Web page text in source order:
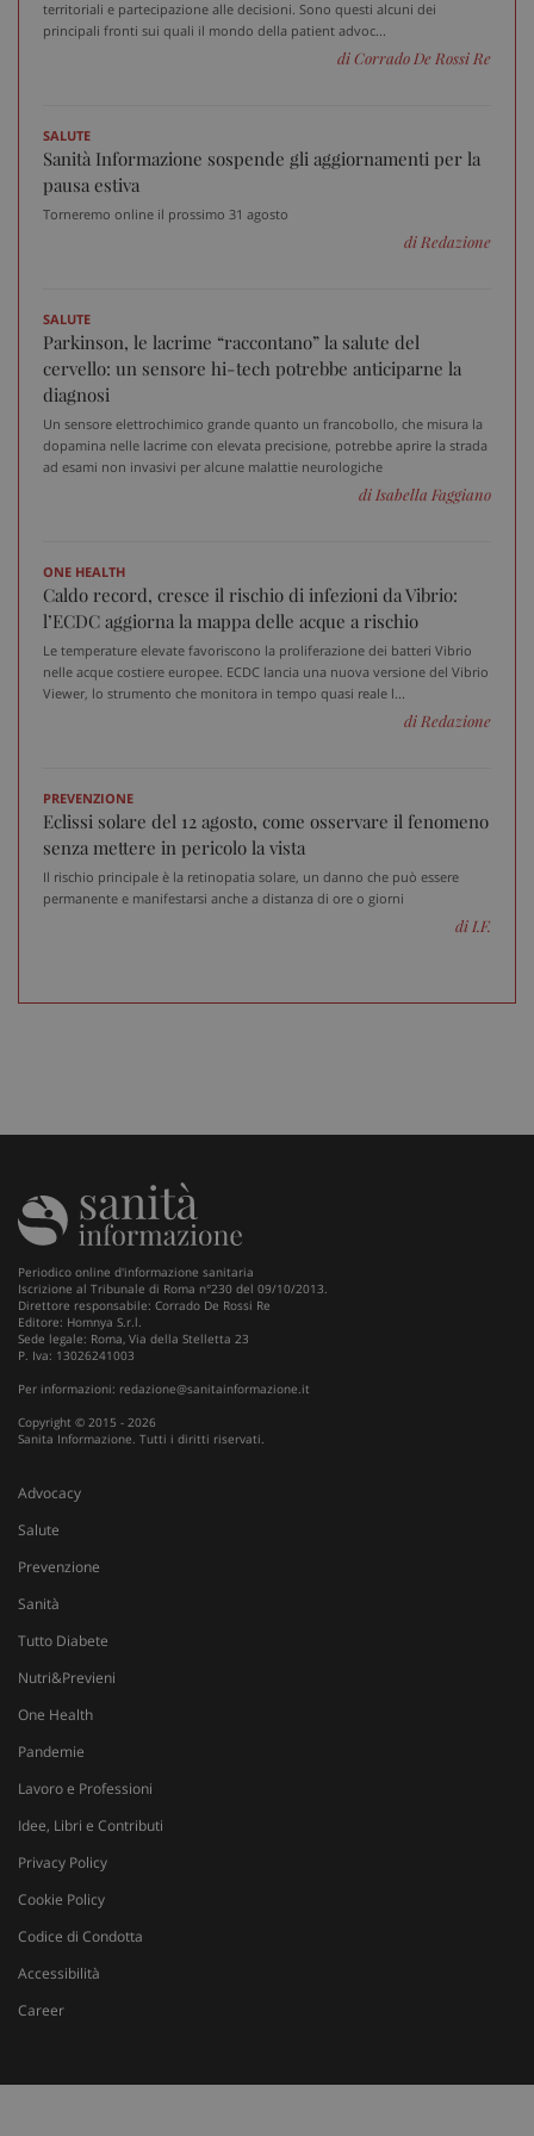
territoriali e partecipazione alle decisioni. Sono questi alcuni dei
principali fronti sui quali il mondo della patient advoc...
di Corrado De Rossi Re
SALUTE
Sanità Informazione sospende gli aggiornamenti per la
pausa estiva
Torneremo online il prossimo 31 agosto
di Redazione
SALUTE
Parkinson, le lacrime “raccontano” la salute del
cervello: un sensore hi-tech potrebbe anticiparne la
diagnosi
Un sensore elettrochimico grande quanto un francobollo, che misura la
dopamina nelle lacrime con elevata precisione, potrebbe aprire la strada
ad esami non invasivi per alcune malattie neurologiche
di Isabella Faggiano
ONE HEALTH
Caldo record, cresce il rischio di infezioni da Vibrio:
l’ECDC aggiorna la mappa delle acque a rischio
Le temperature elevate favoriscono la proliferazione dei batteri Vibrio
nelle acque costiere europee. ECDC lancia una nuova versione del Vibrio
Viewer, lo strumento che monitora in tempo quasi reale l...
di Redazione
PREVENZIONE
Eclissi solare del 12 agosto, come osservare il fenomeno
senza mettere in pericolo la vista
Il rischio principale è la retinopatia solare, un danno che può essere
permanente e manifestarsi anche a distanza di ore o giorni
di I.F.
Periodico online d'informazione sanitaria
Iscrizione al Tribunale di Roma n°230 del 09/10/2013.
Direttore responsabile: Corrado De Rossi Re
Editore: Homnya S.r.l.
Sede legale: Roma, Via della Stelletta 23
P. Iva: 13026241003
Per informazioni: redazione@sanitainformazione.it
Copyright © 2015 - 2026
Sanita Informazione. Tutti i diritti riservati.
Advocacy
Salute
Prevenzione
Sanità
Tutto Diabete
Nutri&Previeni
One Health
Pandemie
Lavoro e Professioni
Idee, Libri e Contributi
Privacy Policy
Cookie Policy
Codice di Condotta
Accessibilità
Career
ARRAffinity
Microsoft Corporation
.www.sanitainformazione.it
tracking-sites-ironfish-
session-id
www.sanitainformazione.it
.sanitainformazione.it
_ga
Google LLC
.sanitainformazione.it
ARRAffinitySameSite